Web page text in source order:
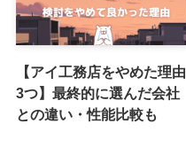
【アイ工務店をやめた理由
3つ】最終的に選んだ会社
との違い・性能比較も